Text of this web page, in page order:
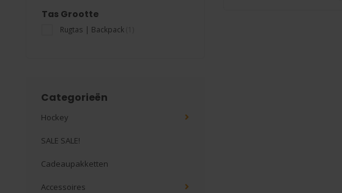
Tas Grootte
Rugtas | Backpack
Categorieën
Hockey
SALE SALE!
Cadeaupakketten
Accessoires